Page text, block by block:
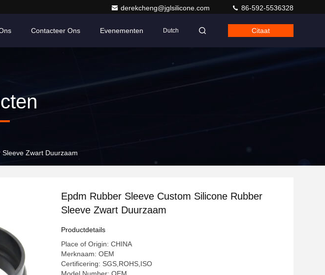
derekcheng@jglsilicone.com 86-592-5536328
Contacteer Ons Evenementen Dutch Citaat
Zwart Duurzaam
Epdm Rubber Sleeve Custom Silicone Rubber
Sleeve Zwart Duurzaam
Productdetails
Place of Origin: CHINA
Merknaam: OEM
Certificering: SGS,ROHS,ISO